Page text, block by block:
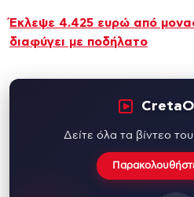
Έκλεψε 4.425 ευρώ από
διαφύγει με ποδήλατο
Δείτε όλα τα βίντεο